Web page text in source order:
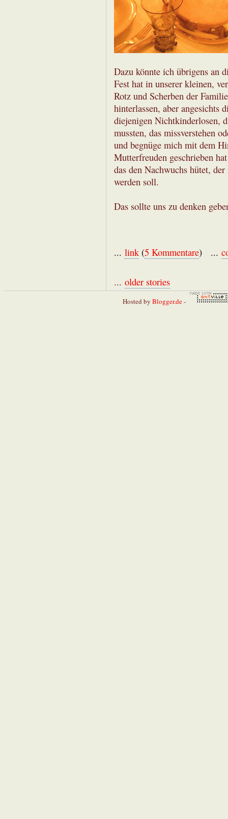
Dazu könnte ich übrigens an
Fest hat in unserer kleinen,
Rotz und Scherben der
hinterlassen, aber angesichts
diejenigen Nichtkinderlosen,
mussten, das missverstehen
und begnüge mich mit dem
Mutterfreuden geschrieben
das den Nachwuchs hütet,
werden soll.
Das sollte uns zu denken
... link(5 Kommentare) ...
... older stories
Hosted by Blogger.de-